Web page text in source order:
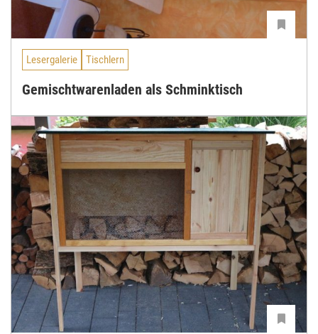
Lesergalerie Tischlern
Gemischtwarenladen als Schminktisch